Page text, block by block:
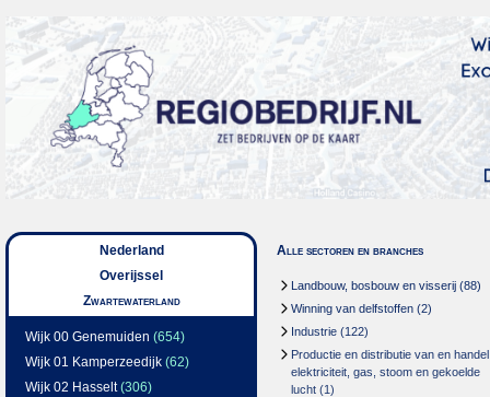
Nederland
Overijssel
Zwartewaterland
Wijk 00 Genemuiden (654)
Wijk 01 Kamperzeedijk (62)
Wijk 02 Hasselt(306)
Alle sectoren en branches
Landbouw, bosbouw en visserij (88)
Winning van delfstoffen (2)
Industrie (122)
Productie en distributie van en
elektriciteit, gas, stoom en gekoelde
lucht (1)